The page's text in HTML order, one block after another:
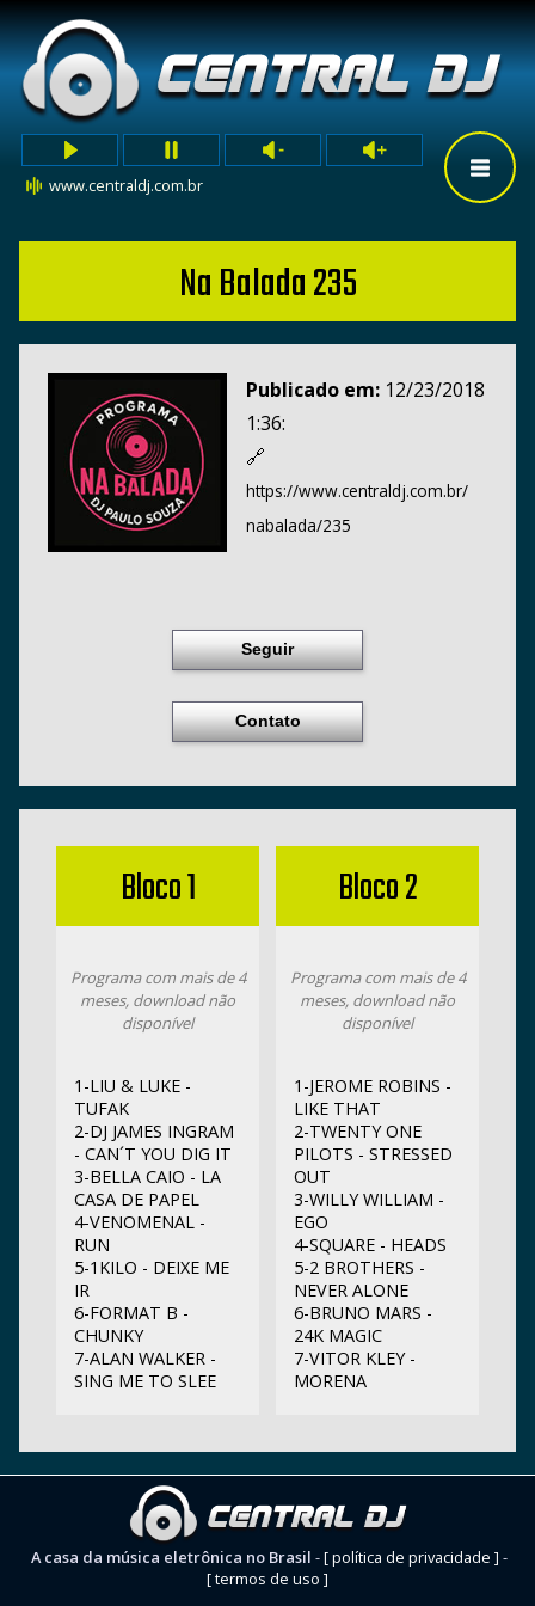
www.centraldj.com.br
Na Balada 235
Publicado em: 12/23/2018
1:36:
🔗
https://www.centraldj.com.br/
nabalada/235
Seguir
Contato
Bloco 1
Programa com mais de 4
meses, download não
disponível
1-LIU & LUKE -
TUFAK
2-DJ JAMES INGRAM
- CAN´T YOU DIG IT
3-BELLA CAIO - LA
CASA DE PAPEL
4-VENOMENAL -
RUN
5-1KILO - DEIXE ME
IR
6-FORMAT B -
CHUNKY
7-ALAN WALKER -
SING ME TO SLEE
Bloco 2
Programa com mais de 4
meses, download não
disponível
1-JEROME ROBINS -
LIKE THAT
2-TWENTY ONE
PILOTS - STRESSED
OUT
3-WILLY WILLIAM -
EGO
4-SQUARE - HEADS
5-2 BROTHERS -
NEVER ALONE
6-BRUNO MARS -
24K MAGIC
7-VITOR KLEY -
MORENA
A casa da música eletrônica no Brasil -[ política de privacidade ] -
[ termos de uso ]